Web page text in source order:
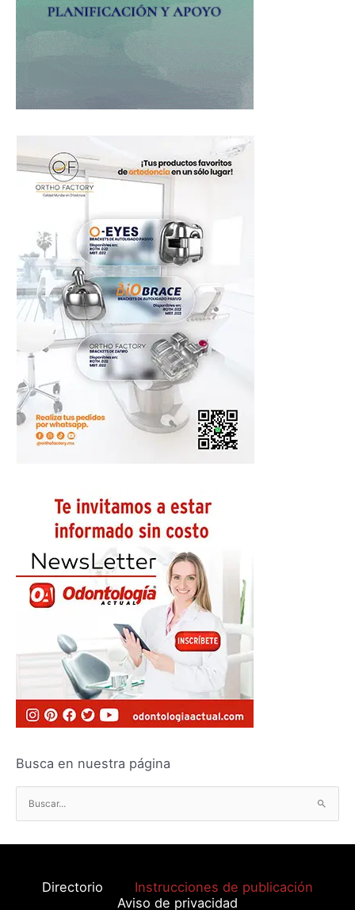
Busca en nuestra página
u
s
Directorio
Instrucciones de publicación
Aviso de privacidad